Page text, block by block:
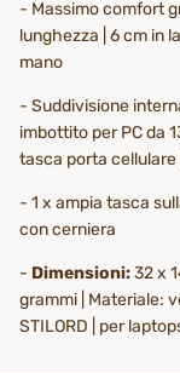
- Massimo comfort
lunghezza | 6 cm in
mano
- Suddivisione
imbottito per PC da
tasca porta cellulare
- 1 x ampia tasca
con cerniera
- Dimensioni:32 x
grammi | Materiale:
STILORD | per